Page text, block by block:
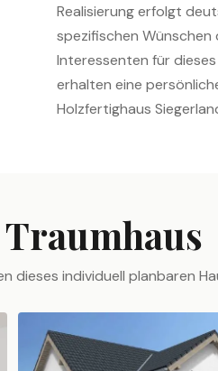
Realisierung erfolgt
spezifischen Wünschen
Interessenten für
erhalten eine
Holzfertighaus
dieses individuell planbaren